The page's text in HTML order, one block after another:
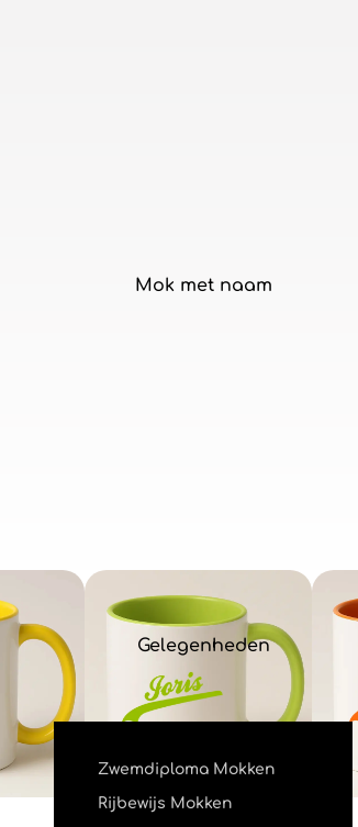
Mok met naam
Gelegenheden
Zwemdiploma Mokken
Rijbewijs Mokken